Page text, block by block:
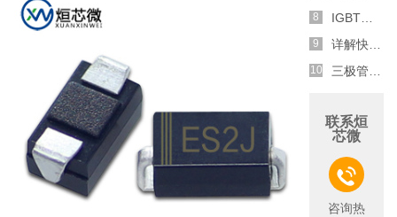
IGBT三相全桥整流电路工作原理介绍
详解快恢复二极管,结构,特性和应用介绍
三极管和MOS管组合式开关电路分析
联系烜
芯微

咨询热